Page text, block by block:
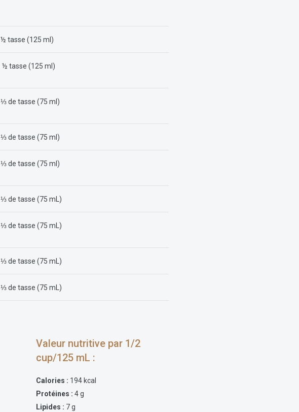
½ tasse (125 ml)
½ tasse (125 ml)
⅓ de tasse (75 ml)
⅓ de tasse (75 ml)
⅓ de tasse (75 ml)
⅓ de tasse (75 mL)
⅓ de tasse (75 mL)
⅓ de tasse (75 mL)
⅓ de tasse (75 mL)
Valeur nutritive par 1/2
cup/125 mL :
Calories : 194 kcal
Protéines : 4 g
Lipides : 7 g